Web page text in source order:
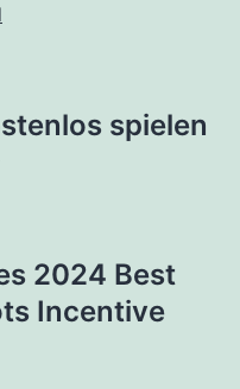
spielen
2024 Best
Incentive